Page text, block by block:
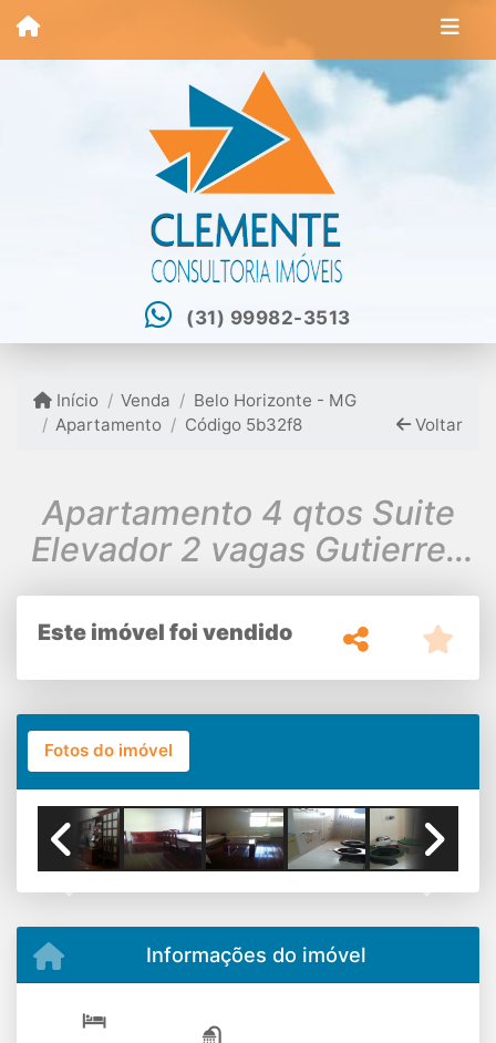
(31) 99982-3513
Início Venda
Belo Horizonte - MG
Apartamento
Código 5b32f8 Voltar
Apartamento 4 qtos Suite
Elevador 2 vagas Gutierrez
B. Hte.
Este imóvel foi vendido
Fotos do imóvel
Informações do imóvel